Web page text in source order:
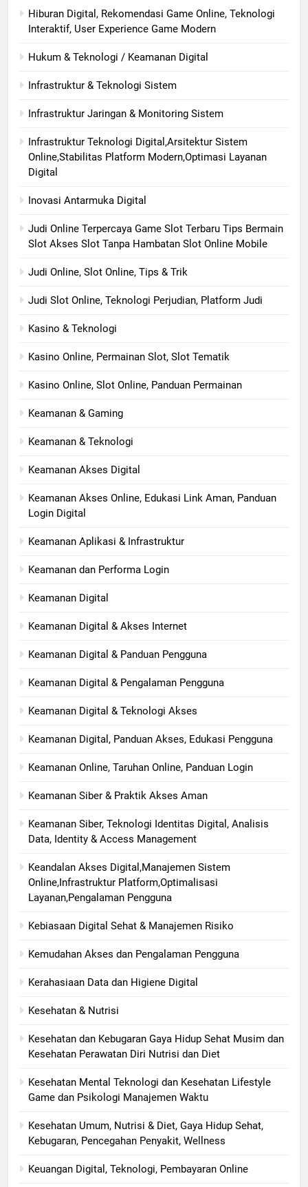
Hiburan Digital, Rekomendasi Game Online, Teknologi
Interaktif, User Experience Game Modern
Hukum & Teknologi / Keamanan Digital
Infrastruktur & Teknologi Sistem
Infrastruktur Jaringan & Monitoring Sistem
Infrastruktur Teknologi Digital,Arsitektur Sistem
Online,Stabilitas Platform Modern,Optimasi Layanan
Digital
Inovasi Antarmuka Digital
Judi Online Terpercaya Game Slot Terbaru Tips Bermain
Slot Akses Slot Tanpa Hambatan Slot Online Mobile
Judi Online, Slot Online, Tips & Trik
Judi Slot Online, Teknologi Perjudian, Platform Judi
Kasino & Teknologi
Kasino Online, Permainan Slot, Slot Tematik
Kasino Online, Slot Online, Panduan Permainan
Keamanan & Gaming
Keamanan & Teknologi
Keamanan Akses Digital
Keamanan Akses Online, Edukasi Link Aman, Panduan
Login Digital
Keamanan Aplikasi & Infrastruktur
Keamanan dan Performa Login
Keamanan Digital
Keamanan Digital & Akses Internet
Keamanan Digital & Panduan Pengguna
Keamanan Digital & Pengalaman Pengguna
Keamanan Digital & Teknologi Akses
Keamanan Digital, Panduan Akses, Edukasi Pengguna
Keamanan Online, Taruhan Online, Panduan Login
Keamanan Siber & Praktik Akses Aman
Keamanan Siber, Teknologi Identitas Digital, Analisis
Data, Identity & Access Management
Keandalan Akses Digital,Manajemen Sistem
Online,Infrastruktur Platform,Optimalisasi
Layanan,Pengalaman Pengguna
Kebiasaan Digital Sehat & Manajemen Risiko
Kemudahan Akses dan Pengalaman Pengguna
Kerahasiaan Data dan Higiene Digital
Kesehatan & Nutrisi
Kesehatan dan Kebugaran Gaya Hidup Sehat Musim dan
Kesehatan Perawatan Diri Nutrisi dan Diet
Kesehatan Mental Teknologi dan Kesehatan Lifestyle
Game dan Psikologi Manajemen Waktu
Kesehatan Umum, Nutrisi & Diet, Gaya Hidup Sehat,
Kebugaran, Pencegahan Penyakit, Wellness
Keuangan Digital, Teknologi, Pembayaran Online